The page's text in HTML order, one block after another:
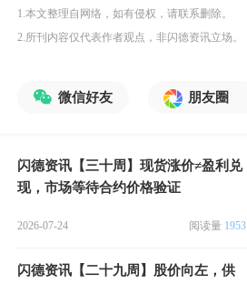
1.本文整理自网络，如有侵权，请联系删除。
2.所刊内容仅代表作者观点，非闪德资讯立场。
微信好友 朋友圈
闪德资讯【三十周】现货涨价≠盈利兑
现，市场等待合约价格验证
2026-07-24 阅读量 1953
闪德资讯【二十九周】股价向左，供